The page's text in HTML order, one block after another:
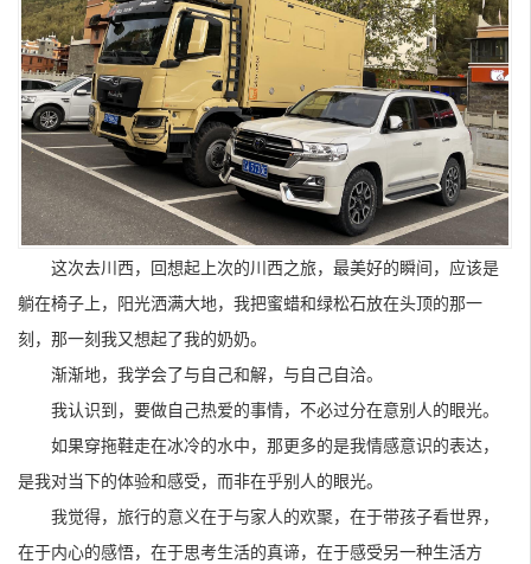
这次去川西，回想起上次的川西之旅，最美好的瞬间，应该是
躺在椅子上，阳光洒满大地，我把蜜蜡和绿松石放在头顶的那一
刻，那一刻我又想起了我的奶奶。
渐渐地，我学会了与自己和解，与自己自洽。
我认识到，要做自己热爱的事情，不必过分在意别人的眼光。
如果穿拖鞋走在冰冷的水中，那更多的是我情感意识的表达，
是我对当下的体验和感受，而非在乎别人的眼光。
我觉得，旅行的意义在于与家人的欢聚，在于带孩子看世界，
在于内心的感悟，在于思考生活的真谛，在于感受另一种生活方